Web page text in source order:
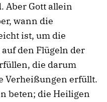
Aber Gott allein
wann die
ist, um die
den Flügeln der
die darum
Verheißungen erfüllt.
beten; die Heiligen